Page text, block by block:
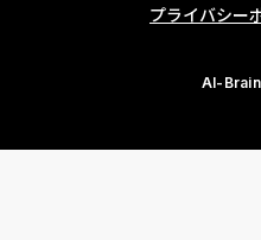
プライバシー
AI-